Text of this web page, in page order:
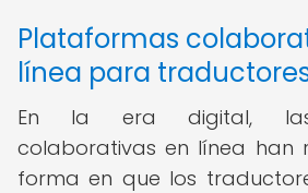
Plataformas
línea para
En la era digital, las
colaborativas en línea han
forma en que los